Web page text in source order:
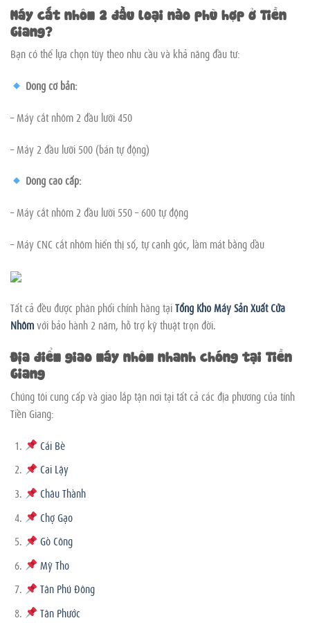
Máy cắt nhôm 2 đầu loại nào phù hợp ở Tiền
Giang?
Bạn có thể lựa chọn tùy theo nhu cầu và khả năng đầu tư:
Dòng cơ bản:
– Máy cắt nhôm 2 đầu lưỡi 450
– Máy 2 đầu lưỡi 500 (bán tự động)
Dòng cao cấp:
– Máy cắt nhôm 2 đầu lưỡi 550 – 600 tự động
– Máy CNC cắt nhôm hiển thị số, tự canh góc, làm mát bằng dầu
Tất cả đều được phân phối chính hãng tạiTổng Kho Máy Sản Xuất Cửa
Nhômvới bảo hành 2 năm, hỗ trợ kỹ thuật trọn đời.
Địa điểm giao máy nhôm nhanh chóng tại Tiền
Giang
Chúng tôi cung cấp và giao lắp tận nơi tại tất cả các địa phương của tỉnh
Tiền Giang:
Cái Bè
Cai Lậy
Châu Thành
Chợ Gạo
Gò Công
Mỹ Tho
Tân Phú Đông
Tân Phước